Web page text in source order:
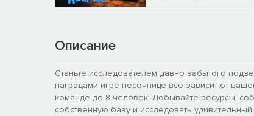
Описание
Станьте исследователем давно забытого
наградами игре-песочнице все зависит от
команде до 8 человек! Добывайте ресурсы,
собственную базу и исследовать